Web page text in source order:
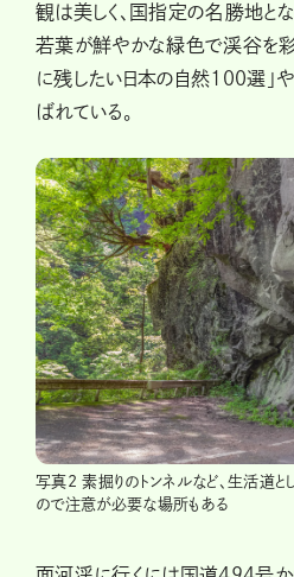
観は美しく、国指定の名勝地と
若葉が鮮やかな緑色で渓谷を彩
に残したい日本の自然100選」
ばれている。
写真2 素掘りのトンネルなど、生活道
ので注意が必要な場所もある